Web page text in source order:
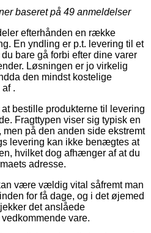
baseret på 49 anmeldelser
efterhånden en række
En yndling er p.t. levering til et
bare gå forbi efter dine varer
Løsningen er jo virkelig
den mindst kostelige
.
bestille produkterne til levering
Fragttypen viser sig typisk en
men på den anden side ekstremt
levering kan ikke benægtes at
hvilket dog afhænger af at du
adresse.
være vældig vital såfremt man
for få dage, og i det øjemed
det anslåede
vare.